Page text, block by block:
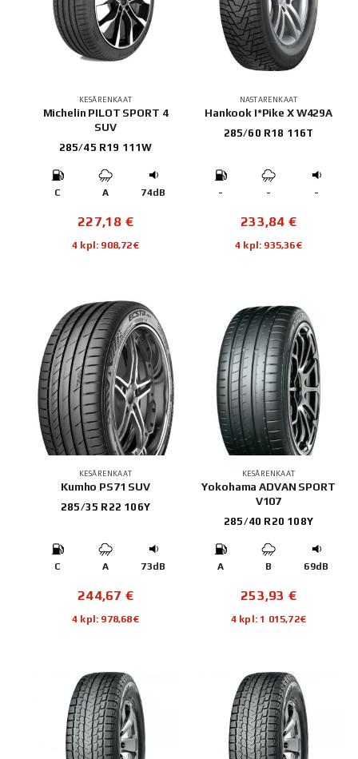
KESÄRENKAAT
Michelin PILOT SPORT 4
SUV
285/45 R19 111W
C A 74dB
227,18 €
4 kpl: 908,72€
NASTARENKAAT
Hankook I*Pike X W429A
285/60 R18 116T
- - -
233,84 €
4 kpl: 935,36€
KESÄRENKAAT
Kumho PS71 SUV
285/35 R22 106Y
C A 73dB
244,67 €
4 kpl: 978,68€
KESÄRENKAAT
Yokohama ADVAN SPORT
V107
285/40 R20 108Y
A B 69dB
253,93 €
4 kpl: 1 015,72€